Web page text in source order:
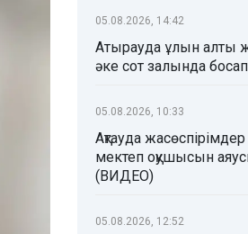
05.08.2026, 14:42
Атырауда ұлын алты
әке сот залында
05.08.2026, 10:33
Ақтауда
мектеп оқушысын
(ВИДЕО)
05.08.2026, 12:52